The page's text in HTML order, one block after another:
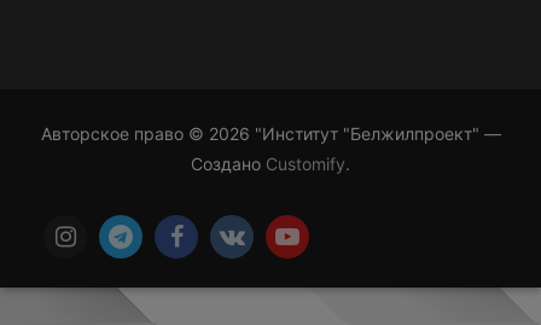
Авторское право © 2026 "Институт "Белжилпроект" —
Создано Customify.